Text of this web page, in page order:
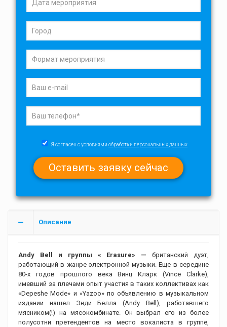
Я согласен с условиями обработки персональных данных
Описание
Andy Bell и группы « Erasure» — британский дуэт,
работающий в жанре электронной музыки. Еще в середине
80-х годов прошлого века Винц Кларк (Vince Clarke),
имевший за плечами опыт участия в таких коллективах как
«Depeshe Mode» и «Yazoo» по объявлению в музыкальном
издании нашел Энди Белла (Andy Bell), работавшего
мясником(!) на мясокомбинате. Он выбрал его из более
полусотни претендентов на место вокалиста в группе,